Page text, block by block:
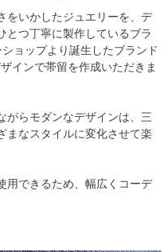
をいかしたジュエリーを、デ
とつ丁寧に製作しているブラ
ョップより誕生したブランド
インで帯留を作成いただきま
がらモダンなデザインは、三
まなスタイルに変化させて楽
用できるため、幅広くコーデ